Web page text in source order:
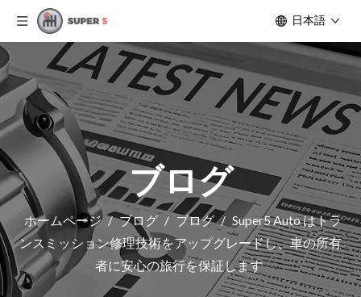
日本語
ブログ
ホームページ / ブログ / ブログ / Super5 Auto はトラ
ンスミッション修理技術をアップグレードし、車の所有
者に安心の旅行を保証します